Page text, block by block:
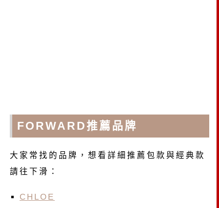
FORWARD推薦品牌
大家常找的品牌，想看詳細推薦包款與經典款
請往下滑：
CHLOE